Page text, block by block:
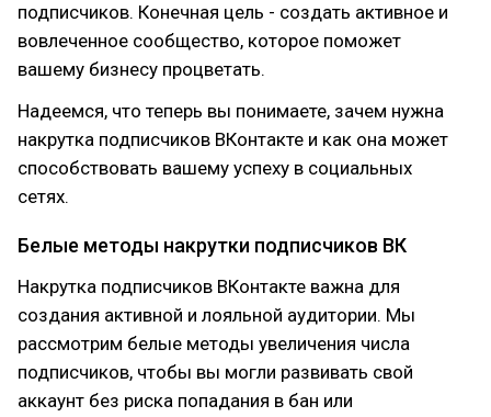
подписчиков. Конечная цель - создать активное и
вовлеченное сообщество, которое поможет
вашему бизнесу процветать.
Надеемся, что теперь вы понимаете, зачем нужна
накрутка подписчиков ВКонтакте и как она может
способствовать вашему успеху в социальных
сетях.
Белые методы накрутки подписчиков ВК
Накрутка подписчиков ВКонтакте важна для
создания активной и лояльной аудитории. Мы
рассмотрим белые методы увеличения числа
подписчиков, чтобы вы могли развивать свой
аккаунт без риска попадания в бан или